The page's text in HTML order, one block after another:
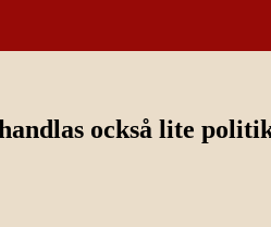
också lite